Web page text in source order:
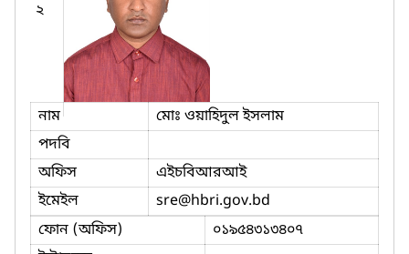
২
নাম
মোঃ ওয়াহিদুল ইসলাম
পদবি
অফিস
এইচবিআরআই
ইমেইল
sre@hbri.gov.bd
ফোন (অফিস)
০১৯৫৪৩১৩৪০৭